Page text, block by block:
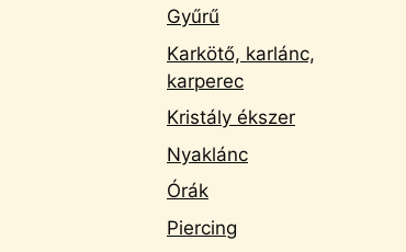
Gyűrű
Karkötő, karlánc,
karperec
Kristály ékszer
Nyaklánc
Órák
Piercing